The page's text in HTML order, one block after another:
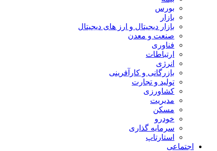
بورس
بازار
بازار دیجیتال و ارز های دیجیتال
صنعت و معدن
فناوری
ارتباطات
انرژی
بازرگانی و کارآفرینی
تولید و تجارت
کشاورزی
مدیریت
مسکن
خودرو
سرمایه گذاری
استارتاپ
اجتماعی